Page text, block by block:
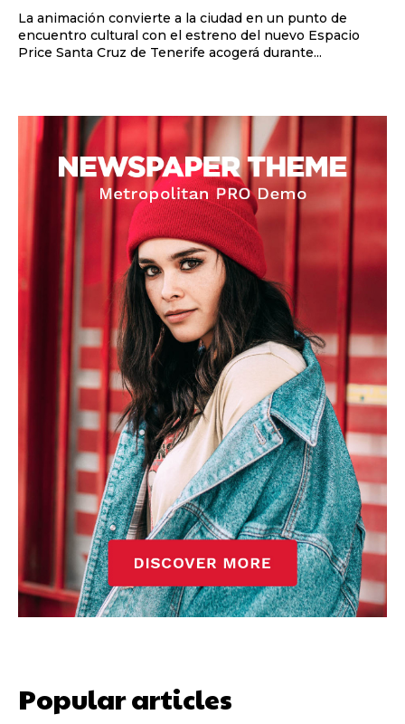
La animación convierte a la ciudad en un punto de
encuentro cultural con el estreno del nuevo Espacio
Price Santa Cruz de Tenerife acogerá durante...
Popular articles